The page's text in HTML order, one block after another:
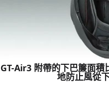
GT-Air3 附帶的下巴簾面
地防止風從